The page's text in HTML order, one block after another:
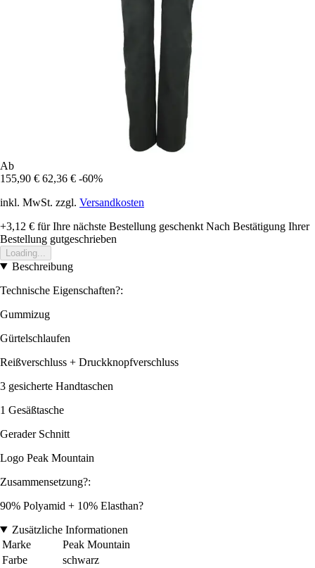
Ab
155,90 € 62,36 € -60%
inkl. MwSt. zzgl. Versandkosten
+3,12 € für Ihre nächste Bestellung geschenkt Nach Bestätigung Ihrer
Bestellung gutgeschrieben
Loading...
Beschreibung
Technische Eigenschaften?:
Gummizug
Gürtelschlaufen
Reißverschluss + Druckknopfverschluss
3 gesicherte Handtaschen
1 Gesäßtasche
Gerader Schnitt
Logo Peak Mountain
Zusammensetzung?:
90% Polyamid + 10% Elasthan?
Zusätzliche Informationen
Marke
Peak Mountain
Farbe
schwarz